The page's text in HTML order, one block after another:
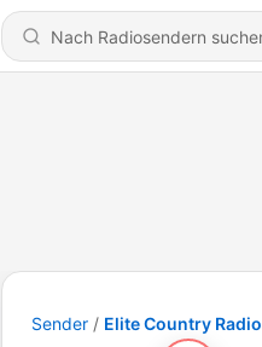
Sender Elite Country Radio